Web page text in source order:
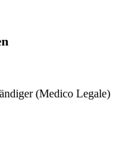
(Medico Legale)